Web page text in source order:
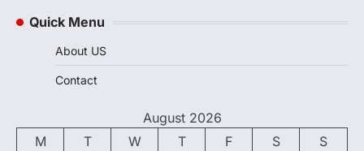
Quick Menu
About US
Contact
August 2026
M
T W T F S
S